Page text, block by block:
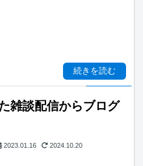
続きを読む
雑談配信からブログ
2023.01.16 2024.10.20